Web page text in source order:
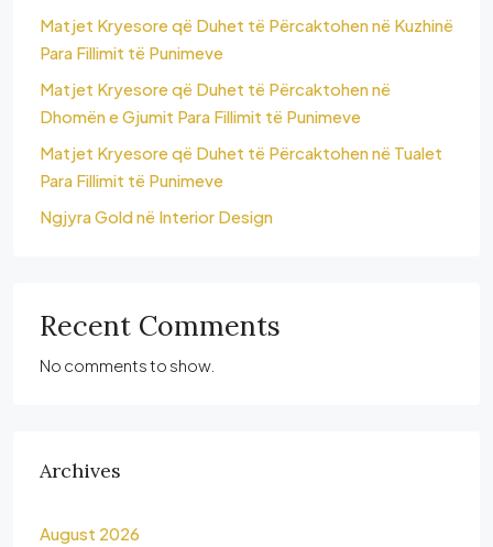
Matjet Kryesore që Duhet të Përcaktohen në Kuzhinë
Para Fillimit të Punimeve
Matjet Kryesore që Duhet të Përcaktohen në
Dhomën e Gjumit Para Fillimit të Punimeve
Matjet Kryesore që Duhet të Përcaktohen në Tualet
Para Fillimit të Punimeve
Ngjyra Gold në Interior Design
Recent Comments
No comments to show.
Archives
August 2026